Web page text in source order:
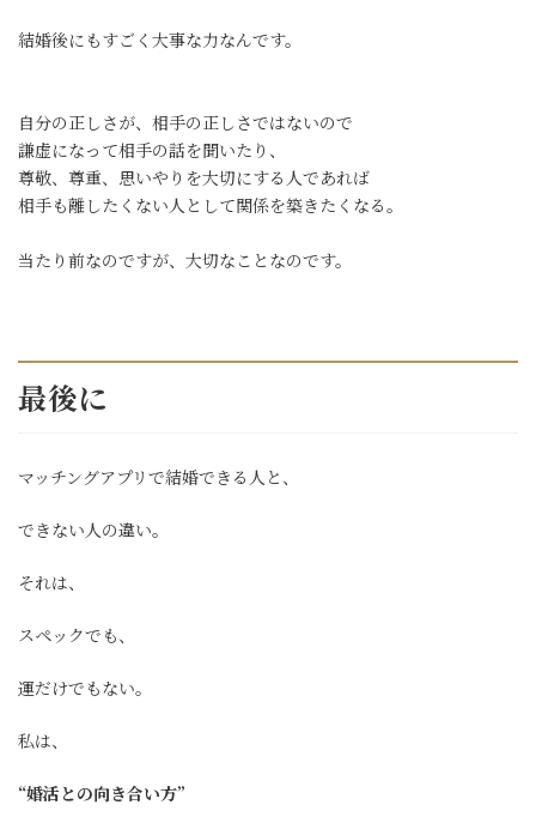
結婚後にもすごく大事な力なんです。
自分の正しさが、相手の正しさではないので
謙虚になって相手の話を聞いたり、
尊敬、尊重、思いやりを大切にする人であれば
相手も離したくない人として関係を築きたくなる。
当たり前なのですが、大切なことなのです。
最後に
マッチングアプリで結婚できる人と、
できない人の違い。
それは、
スペックでも、
運だけでもない。
私は、
“婚活との向き合い方”